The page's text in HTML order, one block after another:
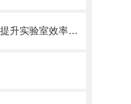
贝克曼自动化吸头是提升实验室效率的关键利器